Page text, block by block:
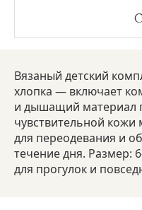
Вязаный детский
хлопка — включает
и дышащий материал
чувствительной
для переодевания и
течение дня. Размер:
для прогулок и